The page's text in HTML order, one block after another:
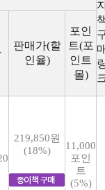
판매가(할
인율)
포인
트(포
인트
몰)
219,850원
(18%)
11,000
포인
트
(5%)